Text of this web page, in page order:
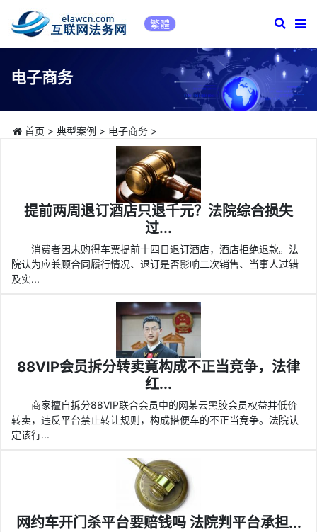
繁體
电子商务
首页 > 典型案例 > 电子商务>
提前两周退订酒店只退千元？法院综合损失
过...
消费者因未购得车票提前十四日退订酒店，酒店拒绝退款。法
院认为应兼顾合同履行情况、退订是否影响二次销售、当事人过错
及实...
88VIP会员拆分转卖竟构成不正当竞争，法律
红...
商家擅自拆分88VIP联合会员中的网某云黑胶会员权益并低价
转卖，违反平台禁止转让规则，构成搭便车的不正当竞争。法院认
定该行...
网约车开门杀平台要赔钱吗 法院判平台承担...